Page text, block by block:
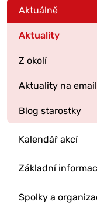
Aktuálně
Aktuality
Z okolí
Aktuality na email
Blog starostky
Kalendář akcí
Základní
Spolky a